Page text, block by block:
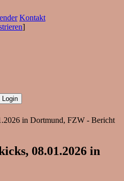
Kontakt
]
in Dortmund, FZW - Bericht
08.01.2026 in